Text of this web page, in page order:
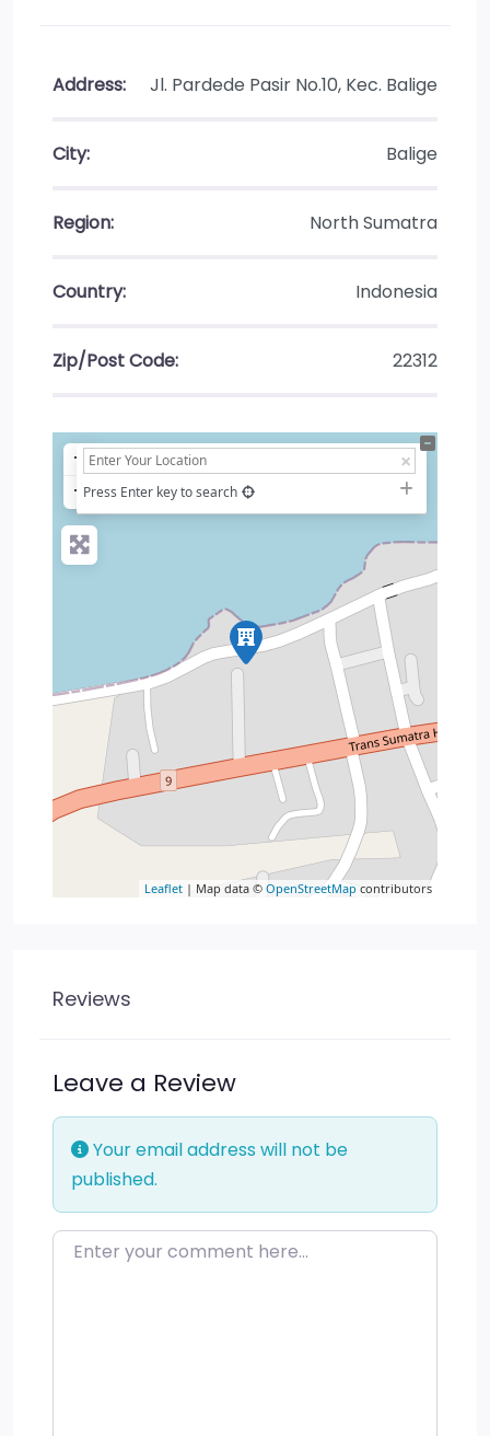
Address: Jl. Pardede Pasir No.10, Kec. Balige
City: Balige
Region: North Sumatra
Country: Indonesia
Zip/Post Code: 22312
+
−Press Enter key to search
Leaflet | Map data © OpenStreetMap contributors
Reviews
Leave a Review
Your email address will not be
published.
Enter your comment here…